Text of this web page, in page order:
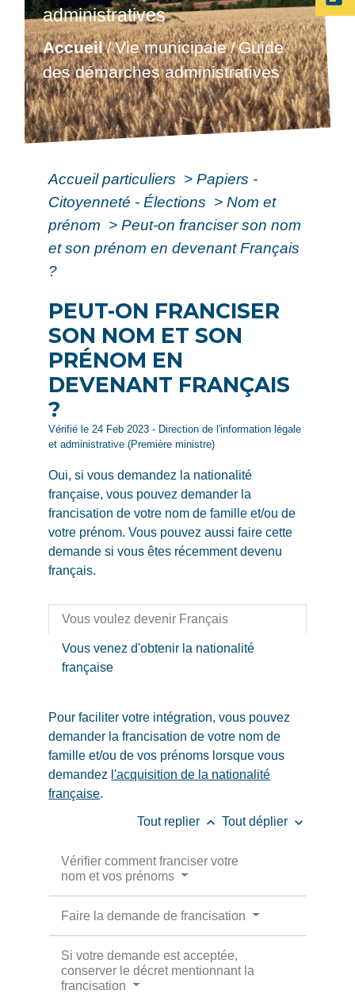
administratives
Accueil/Vie municipale/Guide
des démarches administratives
Accueil particuliers > Papiers -
Citoyenneté - Élections > Nom et
prénom > Peut-on franciser son nom
et son prénom en devenant Français
?
PEUT-ON FRANCISER
SON NOM ET SON
PRÉNOM EN
DEVENANT FRANÇAIS
?
Vérifié le 24 Feb 2023 - Direction de l'information légale
et administrative (Première ministre)
Oui, si vous demandez la nationalité
française, vous pouvez demander la
francisation de votre nom de famille et/ou de
votre prénom. Vous pouvez aussi faire cette
demande si vous êtes récemment devenu
français.
Vous voulez devenir Français
Vous venez d'obtenir la nationalité
française
Pour faciliter votre intégration, vous pouvez
demander la francisation de votre nom de
famille et/ou de vos prénoms lorsque vous
demandez l'acquisition de la nationalité
française.
Tout replier keyboard_arrow_up Tout déplier keyboard_arrow_down
Vérifier comment franciser votre
nom et vos prénoms
Faire la demande de francisation
Si votre demande est acceptée,
conserver le décret mentionnant la
francisation